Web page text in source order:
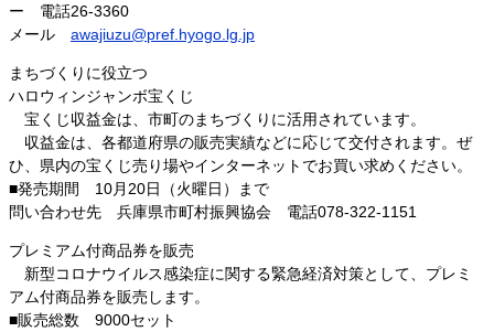
ー 電話26-3360
メール awajiuzu@pref.hyogo.lg.jp
まちづくりに役立つ
ハロウィンジャンボ宝くじ
宝くじ収益金は、市町のまちづくりに活用されています。
収益金は、各都道府県の販売実績などに応じて交付されます。ぜ
ひ、県内の宝くじ売り場やインターネットでお買い求めください。
■発売期間 10月20日（火曜日）まで
問い合わせ先 兵庫県市町村振興協会 電話078-322-1151
プレミアム付商品券を販売
新型コロナウイルス感染症に関する緊急経済対策として、プレミ
アム付商品券を販売します。
■販売総数 9000セット